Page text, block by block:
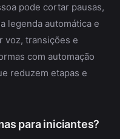
pode cortar pausas,
legenda automática e
voz, transições e
com automação
reduzem etapas e
para iniciantes?